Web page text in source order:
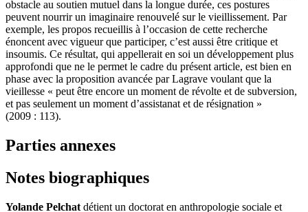
obstacle au soutien mutuel dans la longue durée, ces postures
peuvent nourrir un imaginaire renouvelé sur le vieillissement. Par
exemple, les propos recueillis à l’occasion de cette recherche
énoncent avec vigueur que participer, c’est aussi être critique et
insoumis. Ce résultat, qui appellerait en soi un développement plus
approfondi que ne le permet le cadre du présent article, est bien en
phase avec la proposition avancée par Lagrave voulant que la
vieillesse « peut être encore un moment de révolte et de subversion,
et pas seulement un moment d’assistanat et de résignation »
(2009 : 113).
Parties annexes
Notes biographiques
Yolande Pelchat détient un doctorat en anthropologie sociale et